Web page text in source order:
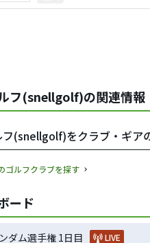
フ(snellgolf)の関連情報
フ(snellgolf)をクラブ・ギア
ゴルフクラブを探す
ード
ダム選手権 1日目 LIVE